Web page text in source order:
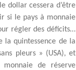
dollar cessera d’être
si le pays à monnaie
régler des déficits…
la quintessence de la
pleurs » (USA), et
de réserve